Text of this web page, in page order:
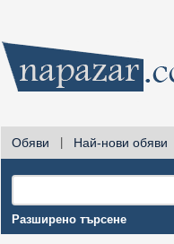
Обяви Най-нови обяви
Разширено търсене